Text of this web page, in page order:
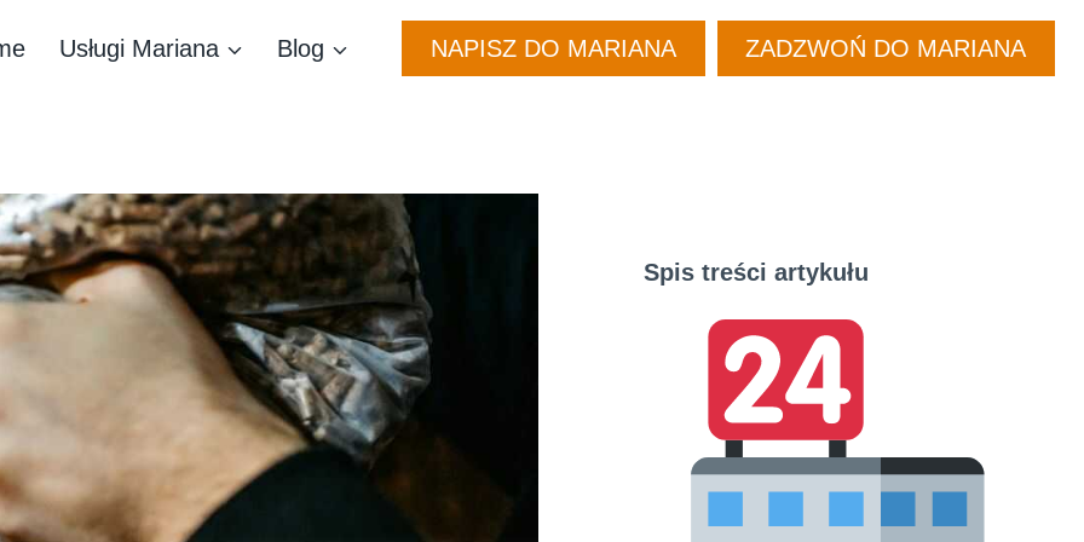
Usługi Mariana Blog NAPISZ DO MARIANA ZADZWOŃ DO MARIANA
Spis treści artykułu